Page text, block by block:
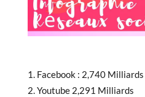
Facebook : 2,740 Milliards
Youtube 2,291 Milliards